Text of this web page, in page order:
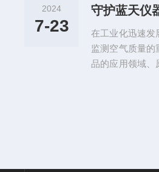
圾处理厂、污水
量。工作原理便
2024
7-23
守护蓝天仪
在工业化迅速发
监测空气质量的
品的应用领域、
用于公共场所